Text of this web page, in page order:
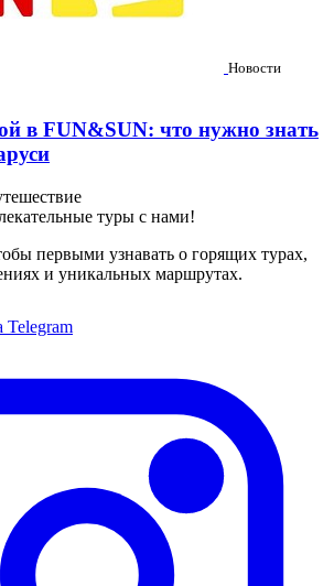
Новости
в FUN&SUN: что нужно знать
туры с нами!
первыми узнавать о горящих турах,
и уникальных маршрутах.
Telegram